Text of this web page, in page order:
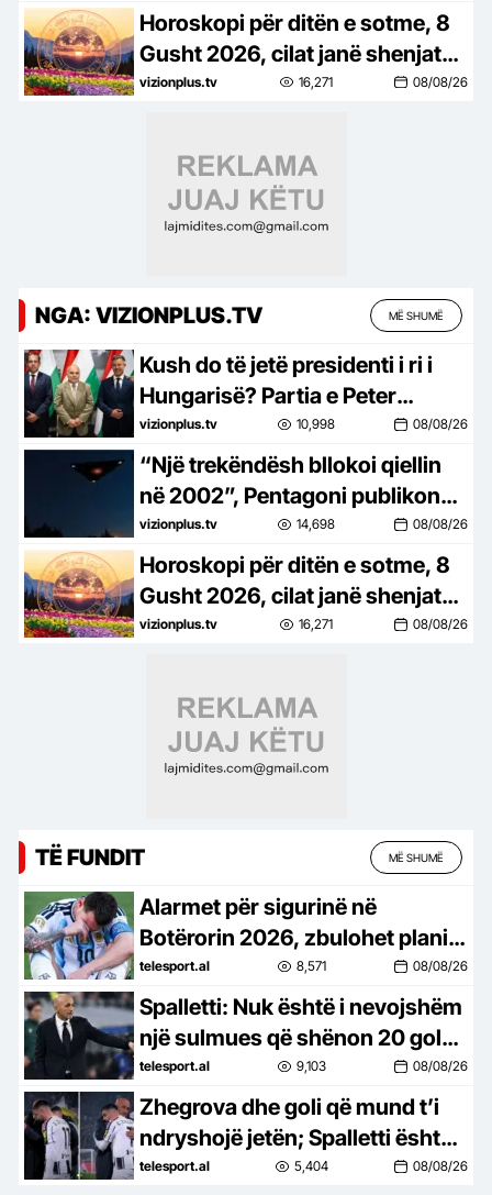
të reja, Alfred Cako sulme të
ashpra…
Horoskopi për ditën e sotme, 8
Gusht 2026, cilat janë shenjat
më me fat
vizionplus.tv 16,271 08/08/26
NGA: VIZIONPLUS.TV MË SHUMË
Kush do të jetë presidenti i ri i
Hungarisë? Partia e Peter
Magyar zgjedh sot mes 3
kandidatëve
vizionplus.tv 10,998 08/08/26
“Një trekëndësh bllokoi qiellin
në 2002”, Pentagoni publikon
dosje të reja për UFO-t
vizionplus.tv 14,698 08/08/26
Horoskopi për ditën e sotme, 8
Gusht 2026, cilat janë shenjat
më me fat
vizionplus.tv 16,271 08/08/26
TË FUNDIT MË SHUMË
Alarmet për sigurinë në
Botërorin 2026, zbulohet plani
për atentat ndaj Leo Messit
telesport.al 8,571 08/08/26
Spalletti: Nuk është i nevojshëm
një sulmues që shënon 20 gola.
“Europa League”, më
impenjative se Champions-i
telesport.al 9,103 08/08/26
Zhegrova dhe goli që mund t’i
ndryshojë jetën; Spalletti është
dashuruar me… “zeppetta”
telesport.al 5,404 08/08/26